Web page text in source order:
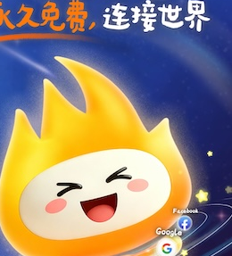
支持
反对 [0]
支持[0] 反对[0]